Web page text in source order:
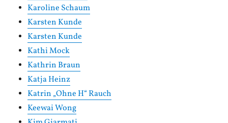
Karoline Schaum
Karsten Kunde
Karsten Kunde
Kathi Mock
Kathrin Braun
Katja Heinz
Katrin „Ohne H“ Rauch
Keewai Wong